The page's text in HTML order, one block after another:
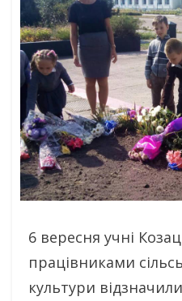
6 вересня учні
працівниками
культури